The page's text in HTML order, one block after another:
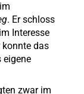
. Er schloss
Interesse
konnte das
eigene
zwar im